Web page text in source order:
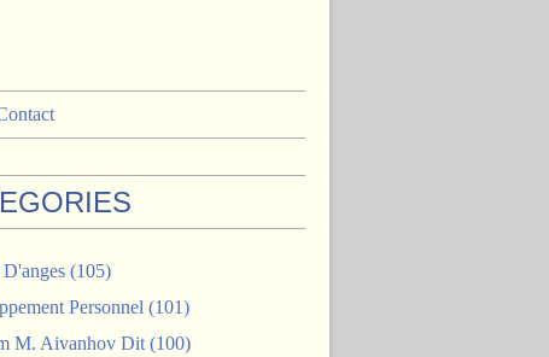
D'anges (105)
Personnel (101)
M. Aivanhov Dit (100)